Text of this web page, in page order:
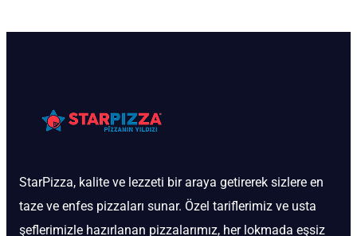
StarPizza, kalite ve lezzeti bir araya getirerek sizlere en
taze ve enfes pizzaları sunar. Özel tariflerimiz ve usta
şeflerimizle hazırlanan pizzalarımız, her lokmada eşsiz